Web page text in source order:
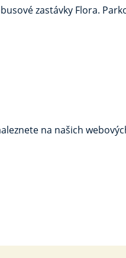
zastávky Flora.
na našich